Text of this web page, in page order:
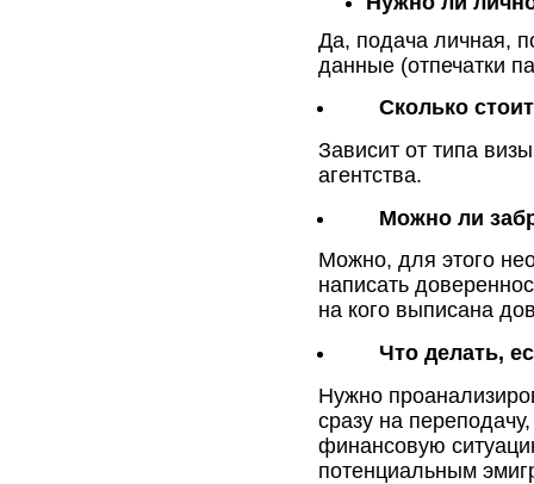
Да, подача личная,
данные (отпечатки
Сколько
Зависит от типа
агентства.
Можно ли
Можно, для этого
написать
на кого выписана
Что делать,
Нужно
сразу на
финансовую
потенциальным